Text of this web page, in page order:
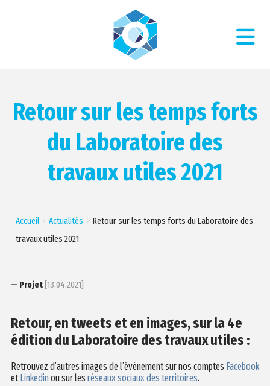
Retour sur les temps forts
du Laboratoire des
travaux utiles 2021
Accueil Actualités
Retour sur les temps forts du Laboratoire des
travaux utiles 2021
— Projet[13.04.2021]
Retour, en tweets et en images, sur la 4e
édition du Laboratoire des travaux utiles :
Retrouvez d’autres images de l’événement sur nos comptes Facebook
et Linkedin ou sur les réseaux sociaux des territoires.